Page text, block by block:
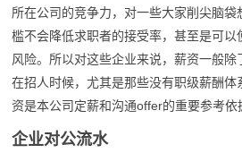
所在公司的竞争力，对一些大家削尖脑袋
槛不会降低求职者的接受率，甚至是可
风险。所以对这些企业来说，薪资一般除
在招人时候，尤其是那些没有职级薪酬体
资是本公司定薪和沟通offer的重要参考依
企业对公流水